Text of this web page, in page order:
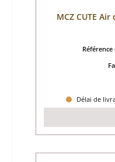
MCZ CUTE
Délai de